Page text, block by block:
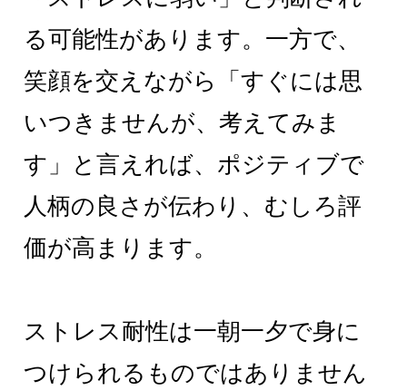
る可能性があります。一方で、
笑顔を交えながら「すぐには思
いつきませんが、考えてみま
す」と言えれば、ポジティブで
人柄の良さが伝わり、むしろ評
価が高まります。
ストレス耐性は一朝一夕で身に
つけられるものではありません